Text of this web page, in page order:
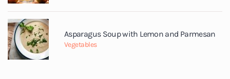
Asparagus Soup with Lemon and Parmesan
Vegetables